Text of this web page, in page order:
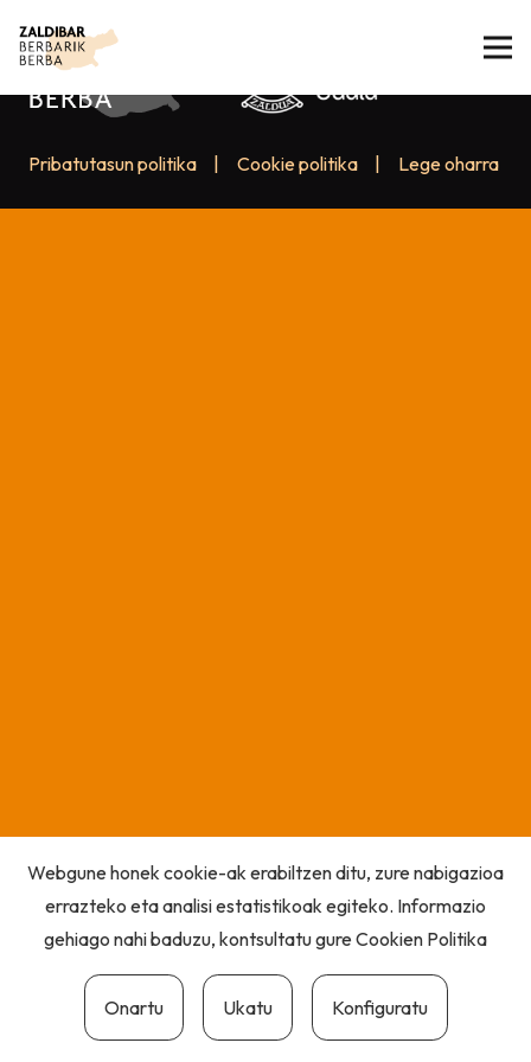
Pribatutasun politika Cookie politika Lege oharra
Webgune honek cookie-ak erabiltzen ditu, zure nabigazioa
errazteko eta analisi estatistikoak egiteko. Informazio
gehiago nahi baduzu, kontsultatu gureCookien Politika
Onartu Ukatu Konfiguratu